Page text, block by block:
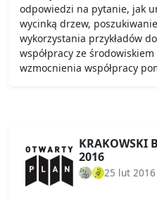
odpowiedzi na pytanie, jak
wycinką drzew,
wykorzystania przykładów
współpracy ze
wzmocnienia współpracy
KRAKOWSKI
2016
25 lut 2016